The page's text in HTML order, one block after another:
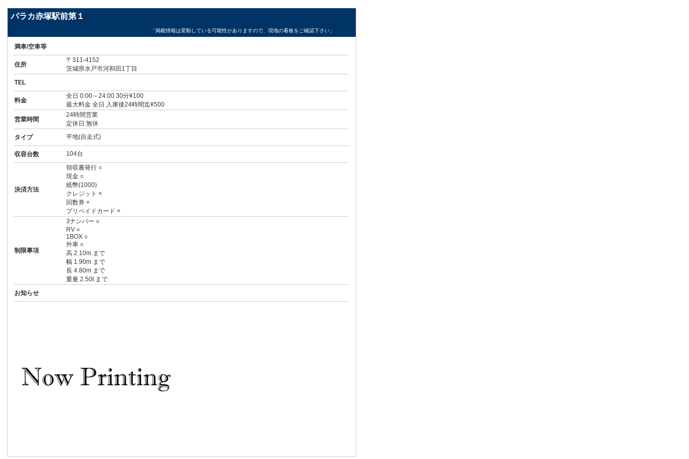
パラカ赤塚駅前第１
「掲載情報は変動している可能性がありますので、現地の看板をご確認下さい」
満車/空車等
住所
〒311-4152
茨城県水戸市河和田1丁目
TEL
料金
全日 0:00～24:00 30分¥100
最大料金 全日 入庫後24時間迄¥500
営業時間
24時間営業
定休日:無休
タイプ
平地(自走式)
収容台数 104台
決済方法
領収書発行 ○
現金 ○
紙幣(1000)
クレジット ×
回数券 ×
プリペイドカード ×
制限事項
3ナンバー ○
RV ○
1BOX ○
外車 ○
高 2.10m まで
幅 1.90m まで
長 4.80m まで
重量 2.50t まで
お知らせ